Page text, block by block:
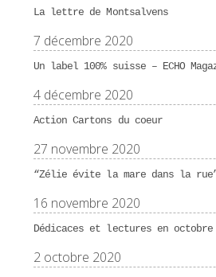
La lettre de Montsalvens
7 décembre 2020
Un label 100% suisse – ECHO
4 décembre 2020
Action Cartons du coeur
27 novembre 2020
“Zélie évite la mare dans la
16 novembre 2020
Dédicaces et lectures en octobre
2 octobre 2020